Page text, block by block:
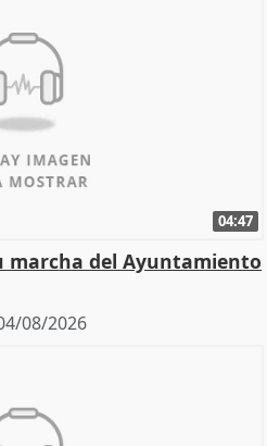
04:47
marcha del Ayuntamiento
08/2026